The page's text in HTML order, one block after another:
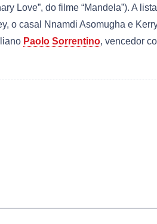
Love”, do filme “Mandela”). A
o casal Nnamdi Asomugha e
Paolo Sorrentino, vencedor